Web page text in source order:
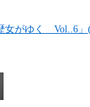
女がゆく Vol..6